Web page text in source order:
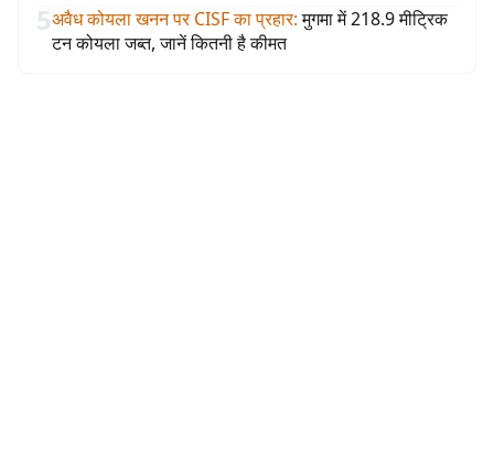
5अवैध कोयला खनन पर CISF का प्रहार: मुगमा में 218.9 मीट्रिक
टन कोयला जब्त, जानें कितनी है कीमत